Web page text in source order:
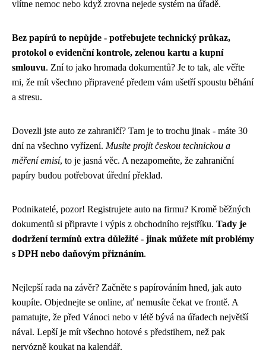
vlítne nemoc nebo když zrovna nejede systém na úřadě.
Bez papírů to nepůjde - potřebujete technický průkaz,
protokol o evidenční kontrole, zelenou kartu a kupní
smlouvu. Zní to jako hromada dokumentů? Je to tak, ale věřte
mi, že mít všechno připravené předem vám ušetří spoustu běhání
a stresu.
Dovezli jste auto ze zahraničí? Tam je to trochu jinak - máte 30
dní na všechno vyřízení. Musíte projít českou technickou a
měření emisí, to je jasná věc. A nezapomeňte, že zahraniční
papíry budou potřebovat úřední překlad.
Podnikatelé, pozor! Registrujete auto na firmu? Kromě běžných
dokumentů si připravte i výpis z obchodního rejstříku. Tady je
dodržení termínů extra důležité - jinak můžete mít problémy
s DPH nebo daňovým přiznáním.
Nejlepší rada na závěr? Začněte s papírováním hned, jak auto
koupíte. Objednejte se online, ať nemusíte čekat ve frontě. A
pamatujte, že před Vánoci nebo v létě bývá na úřadech největší
nával. Lepší je mít všechno hotové s předstihem, než pak
nervózně koukat na kalendář.